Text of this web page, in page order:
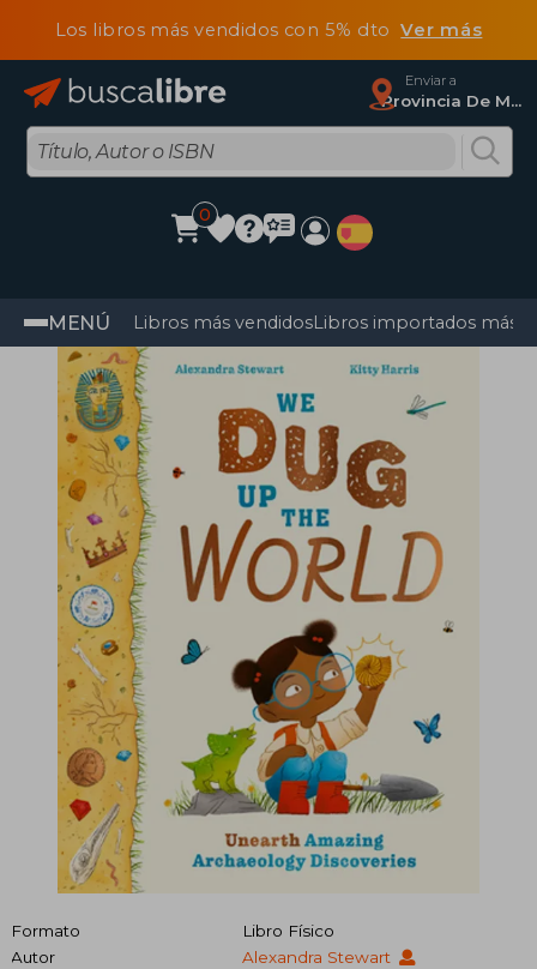
Los libros más vendidos con 5% dtoVer más
Enviar a
Provincia De Madrid
0
MENÚ Libros más vendidosLibros importados más
Formato
Libro Físico
Autor
Alexandra Stewart